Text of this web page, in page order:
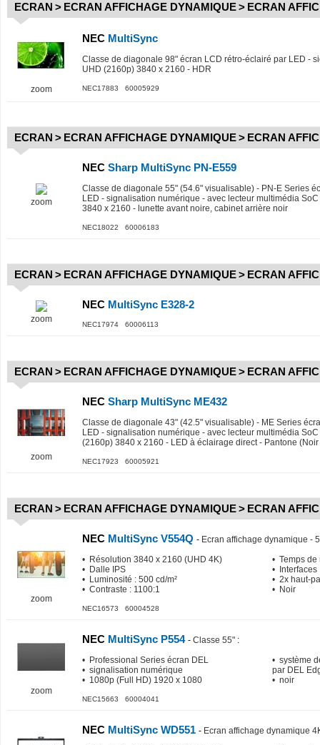
ECRAN > ECRAN AFFICHAGE DYNAMIQUE> ECRAN
zoom
NEC MultiSync
Classe de diagonale 98" écran LCD rétro-éclairé par LED -
UHD (2160p) 3840 x 2160 - HDR
NEC17883 60005929
ECRAN > ECRAN AFFICHAGE DYNAMIQUE> ECRAN
zoom
NEC Sharp MultiSync PN-E559
Classe de diagonale 55" (54.6" visualisable) - PN-E Series
LED - signalisation numérique - avec lecteur multimédia
3840 x 2160 - lunette avant noire, cabinet arrière noir
NEC18022 60006183
ECRAN > ECRAN AFFICHAGE DYNAMIQUE> ECRAN
zoom
NEC MultiSync E328-2
NEC17974 60006113
ECRAN > ECRAN AFFICHAGE DYNAMIQUE> ECRAN
zoom
NEC Sharp MultiSync ME432
Classe de diagonale 43" (42.5" visualisable) - ME Series
LED - signalisation numérique - avec lecteur multimédia
(2160p) 3840 x 2160 - LED à éclairage direct - Pantone
NEC17923 60005921
ECRAN > ECRAN AFFICHAGE DYNAMIQUE> ECRAN
zoom
NEC MultiSync V554Q - Ecran affichage dynamique -
• Résolution 3840 x 2160 (UHD 4K)
• Dalle IPS
• Luminosité : 500 cd/m²
• Contraste : 1100:1
• Temps de
• Interfaces
• 2x haut-
• Noir
NEC16573 60004528
zoom
NEC MultiSync P554 - Classe 55" :
• Professional Series écran DEL
• signalisation numérique
• 1080p (Full HD) 1920 x 1080
• système
par DEL
• noir
NEC15663 60004041
NEC MultiSync WD551 - Ecran affichage dynamique